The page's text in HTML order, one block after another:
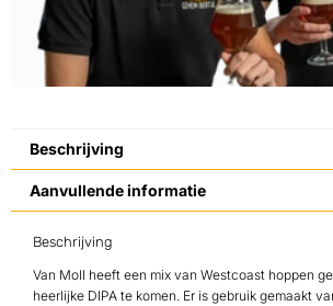
Beschrijving
Aanvullende informatie
Beschrijving
Van Moll heeft een mix van Westcoast hoppen
heerlijke DIPA te komen. Er is gebruik gemaakt